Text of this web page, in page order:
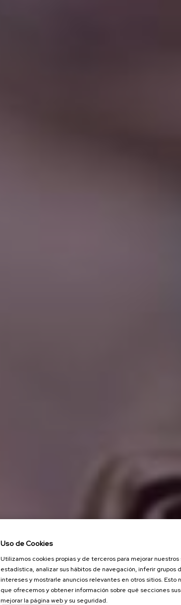
Uso de Cookies
Utilizamos cookies propias y de terceros para mejorar
estadística, analizar sus hábitos de navegación, inferir grupos
intereses y mostrarle anuncios relevantes en otros sitios.
que ofrecemos y obtener información sobre qué secciones
mejorar la página web y su seguridad.